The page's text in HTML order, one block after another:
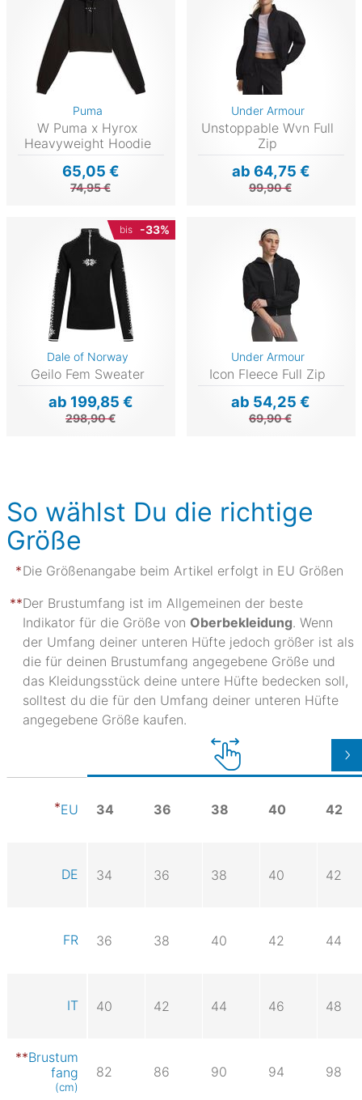
Puma
W Puma x Hyrox
Heavyweight Hoodie
65,05 €
74,95 €
Under Armour
Unstoppable Wvn Full
Zip
ab 64,75 €
99,90 €
bis -33%
Dale of Norway
Geilo Fem Sweater
ab 199,85 €
298,90 €
Under Armour
Icon Fleece Full Zip
ab 54,25 €
69,90 €
So wählst Du die richtige
Größe
Die Größenangabe beim Artikel erfolgt in EU Größen
Der Brustumfang ist im Allgemeinen der beste
Indikator für die Größe von Oberbekleidung. Wenn
der Umfang deiner unteren Hüfte jedoch größer ist als
die für deinen Brustumfang angegebene Größe und
das Kleidungsstück deine untere Hüfte bedecken soll,
solltest du die für den Umfang deiner unteren Hüfte
angegebene Größe kaufen.
EU 34 36 38 40 42
DE 34 36 38 40 42
FR 36 38 40 42 44
IT 40 42 44 46 48
Brustum
fang
(cm)
82 86 90 94 98